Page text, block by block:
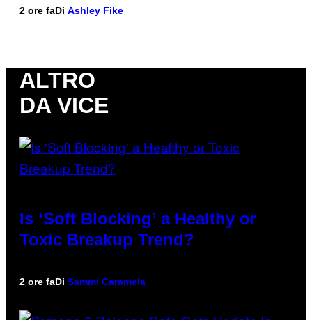
2 ore faDi Ashley Fike
ALTRO
DA VICE
Is ‘Soft Blocking’ a Healthy or
Toxic Breakup Trend?
2 ore faDi Sammi Caramela